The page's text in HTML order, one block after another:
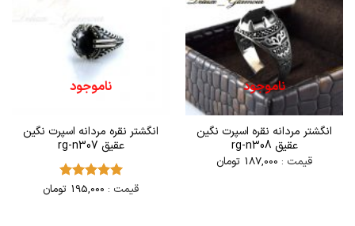
ناموجود
انگشتر مردانه نقره اسپرت نگین
عقیق rg-n308
قیمت : 187,000 تومان
ناموجود
انگشتر نقره مردانه اسپرت نگین
عقیق rg-n307
امتیاز 5از
قیمت : 195,000 تومان